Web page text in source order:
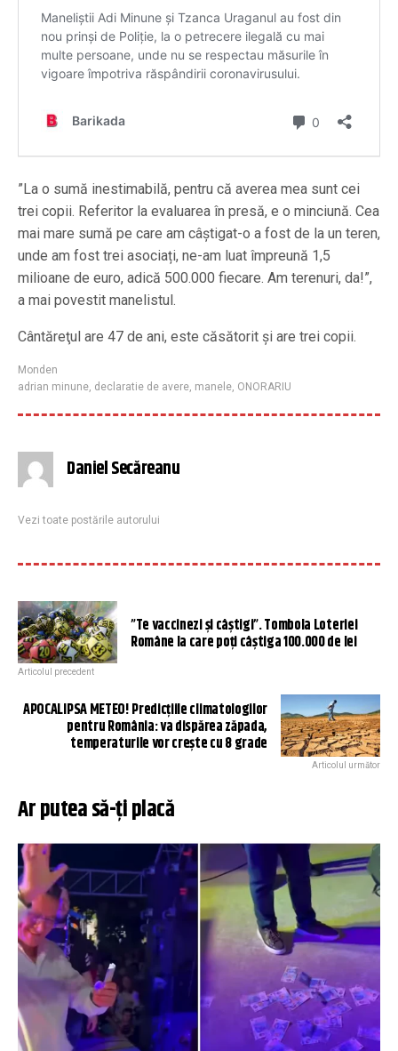
”La o sumă inestimabilă, pentru că averea mea sunt cei
trei copii. Referitor la evaluarea în presă, e o minciună. Cea
mai mare sumă pe care am câștigat-o a fost de la un teren,
unde am fost trei asociați, ne-am luat împreună 1,5
milioane de euro, adică 500.000 fiecare. Am terenuri, da!”,
a mai povestit manelistul.
Cântăreţul are 47 de ani, este căsătorit şi are trei copii.
Monden
adrian minune declaratie de avere manele ONORARIU
Daniel Secăreanu
Vezi toate postările autorului
”Te vaccinezi și câștigi”. Tombola Loteriei
Române la care poți câștiga 100.000 de lei
Articolul precedent
APOCALIPSA METEO! Predicțiile climatologilor
pentru România: va dispărea zăpada,
temperaturile vor crește cu 8 grade
Articolul următor
Ar putea să-ți placă